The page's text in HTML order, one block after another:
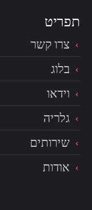
צרו קשר
בלוג
וידאו
גלריה
שירותים
אודות